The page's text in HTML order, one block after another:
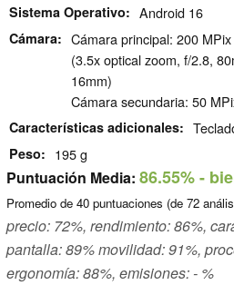
Sistema Operativo Android 16
Cámara
Cámara principal: 200
(3.5x optical zoom, f/2.8,
16mm)
Cámara secundaria: 50
Características adicionales
Peso 195 g
Puntuación Media: 86.55%-
Promedio de 40 puntuaciones (de 72
precio: 72%, rendimiento: 86%,
pantalla: 89% movilidad: 91%,
ergonomía: 88%, emisiones: - %